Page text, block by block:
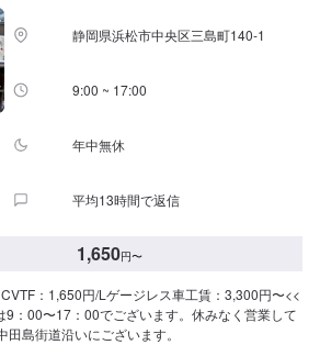
静岡県浜松市中央区三島町140-1
9:00 ~ 17:00
年中無休
平均13時間で返信
1,650円〜
：1,650円/Lゲージレス車工賃：3,300円〜<<
9：00〜17：00でございます。休みなく営業して
島街道沿いにございます。